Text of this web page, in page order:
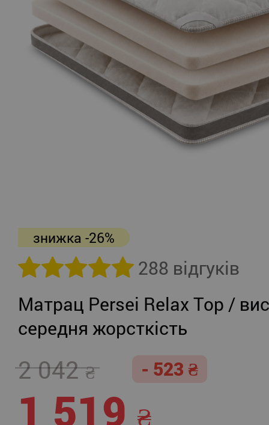
знижка -26%
288 відгуків
Матрац Persei Relax Top /
середня жорсткість
2 042 - 523
1 519